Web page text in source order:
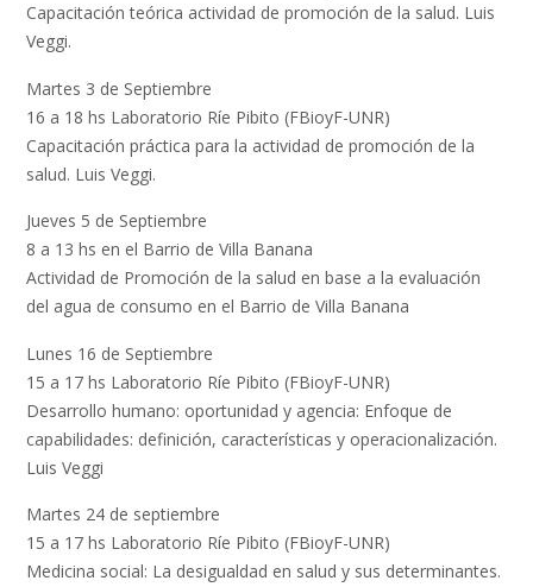
Capacitación teórica actividad de promoción de la salud. Luis
Veggi.
Martes 3 de Septiembre
16 a 18 hs Laboratorio Ríe Pibito (FBioyF-UNR)
Capacitación práctica para la actividad de promoción de la
salud. Luis Veggi.
Jueves 5 de Septiembre
8 a 13 hs en el Barrio de Villa Banana
Actividad de Promoción de la salud en base a la evaluación
del agua de consumo en el Barrio de Villa Banana
Lunes 16 de Septiembre
15 a 17 hs Laboratorio Ríe Pibito (FBioyF-UNR)
Desarrollo humano: oportunidad y agencia: Enfoque de
capabilidades: definición, características y operacionalización.
Luis Veggi
Martes 24 de septiembre
15 a 17 hs Laboratorio Ríe Pibito (FBioyF-UNR)
Medicina social: La desigualdad en salud y sus determinantes.